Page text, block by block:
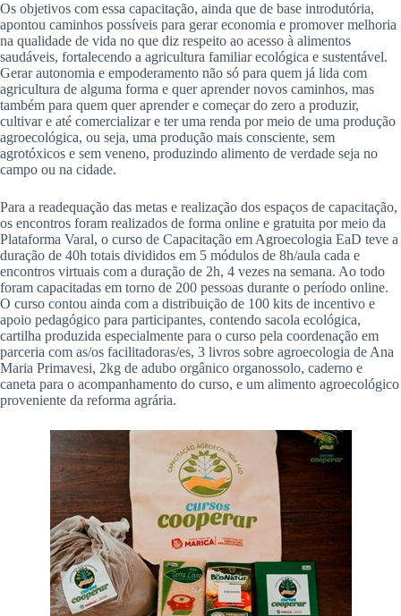
Os objetivos com essa capacitação, ainda que de base introdutória,
apontou caminhos possíveis para gerar economia e promover melhoria
na qualidade de vida no que diz respeito ao acesso à alimentos
saudáveis, fortalecendo a agricultura familiar ecológica e sustentável.
Gerar autonomia e empoderamento não só para quem já lida com
agricultura de alguma forma e quer aprender novos caminhos, mas
também para quem quer aprender e começar do zero a produzir,
cultivar e até comercializar e ter uma renda por meio de uma produção
agroecológica, ou seja, uma produção mais consciente, sem
agrotóxicos e sem veneno, produzindo alimento de verdade seja no
campo ou na cidade.
Para a readequação das metas e realização dos espaços de capacitação,
os encontros foram realizados de forma online e gratuita por meio da
Plataforma Varal, o curso de Capacitação em Agroecologia EaD teve a
duração de 40h totais divididos em 5 módulos de 8h/aula cada e
encontros virtuais com a duração de 2h, 4 vezes na semana. Ao todo
foram capacitadas em torno de 200 pessoas durante o período online.
O curso contou ainda com a distribuição de 100 kits de incentivo e
apoio pedagógico para participantes, contendo sacola ecológica,
cartilha produzida especialmente para o curso pela coordenação em
parceria com as/os facilitadoras/es, 3 livros sobre agroecologia de Ana
Maria Primavesi, 2kg de adubo orgânico organossolo, caderno e
caneta para o acompanhamento do curso, e um alimento agroecológico
proveniente da reforma agrária.